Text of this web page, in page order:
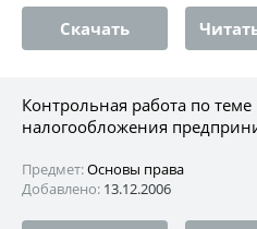
Скачать
Контрольная работа по
налогообложения
Предмет:Основы права
Добавлено: 13.12.2006